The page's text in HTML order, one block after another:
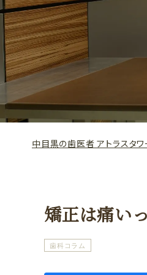
中目黒の歯医者 アトラスタ
矯正は痛い
歯科コラム